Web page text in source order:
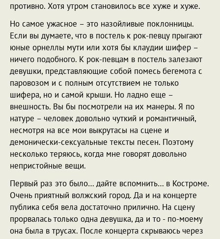
противно. Хотя утром становилось все хуже и хуже.
Но самое ужасное – это назойливые поклонницы.
Если вы думаете, что в постель к рок-певцу прыгают
юные орнеллы мути или хотя бы клаудии шифер –
ничего подобного. К рок-певцам в постель залезают
девушки, представляющие собой помесь бегемота с
паровозом и с полным отсутствием не только
шифера, но и самой крыши. Но ладно еще –
внешность. Вы бы посмотрели на их манеры. Я по
натуре – человек довольно чуткий и романтичный,
несмотря на все мои выкрутасы на сцене и
демонически-сексуальные тексты песен. Поэтому
несколько теряюсь, когда мне говорят довольно
непристойные вещи.
Первый раз это было… дайте вспомнить… в Костроме.
Очень приятный волжский город. Да и на концерте
публика себя вела достаточно прилично. На сцену
прорвалась только одна девушка, да и то - по-моему
она была в трусах. После концерта скрываюсь через